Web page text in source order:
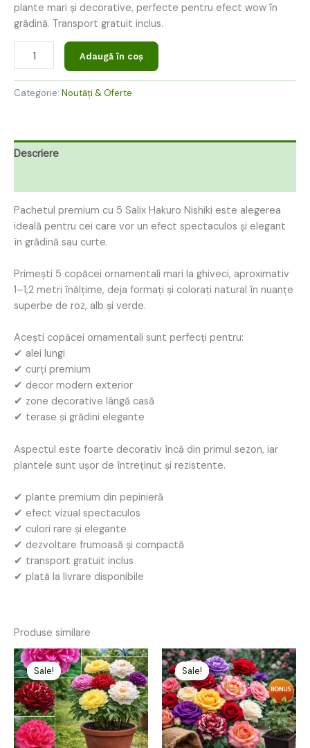
plante mari și decorative, perfecte pentru efect wow în
grădină. Transport gratuit inclus.
Adaugă în coș
Categorie: Noutăți & Oferte
Descriere
Pachetul premium cu 5 Salix Hakuro Nishiki este alegerea
ideală pentru cei care vor un efect spectaculos și elegant
în grădină sau curte.
Primești 5 copăcei ornamentali mari la ghiveci, aproximativ
1–1,2 metri înălțime, deja formați și colorați natural în nuanțe
superbe de roz, alb și verde.
Acești copăcei ornamentali sunt perfecți pentru:
✔ alei lungi
✔ curți premium
✔ decor modern exterior
✔ zone decorative lângă casă
✔ terase și grădini elegante
Aspectul este foarte decorativ încă din primul sezon, iar
plantele sunt ușor de întreținut și rezistente.
✔ plante premium din pepinieră
✔ efect vizual spectaculos
✔ culori rare și elegante
✔ dezvoltare frumoasă și compactă
✔ transport gratuit inclus
✔ plată la livrare disponibile
Produse similare
Sale!
Sale!
Prețul
inițial
a
fost:
300,00 lei.
Prețul
curent
este:
179,00 lei.
Sale!
Sale!
Prețul
inițial
a
fost:
198,00 lei.
Prețul
curent
este:
179,00 lei.